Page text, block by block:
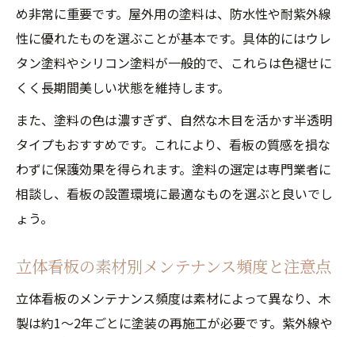
め非常に重要です。屋外用の塗料は、防水性や耐紫外線
性に優れたものを選ぶことが基本です。具体的にはウレ
タン塗料やシリコン塗料が一般的で、これらは色褪せに
くく長期間美しい状態を維持します。
また、塗料の色は濃すぎず、自然な木目を活かす半透明
タイプもおすすめです。これにより、看板の質感を損な
わずに保護効果を得られます。塗料の選定は専門業者に
相談し、看板の設置環境に最適なものを選ぶと良いでし
ょう。
立体看板の素材別メンテナンス頻度と注意点
立体看板のメンテナンス頻度は素材によって異なり、木
製は約1～2年ごとに塗装の再施工が必要です。紫外線や